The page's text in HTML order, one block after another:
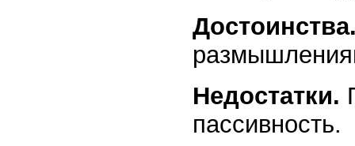
Недостатки.
пассивность.